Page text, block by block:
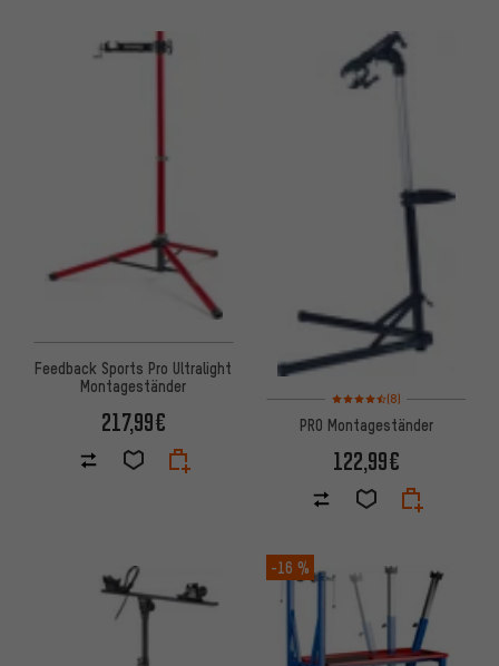
Feedback Sports Pro Ultralight
Montageständer
217,99€
Bewertungen: 4,5 von 5
(8)
PRO Montageständer
122,99€
-16 %